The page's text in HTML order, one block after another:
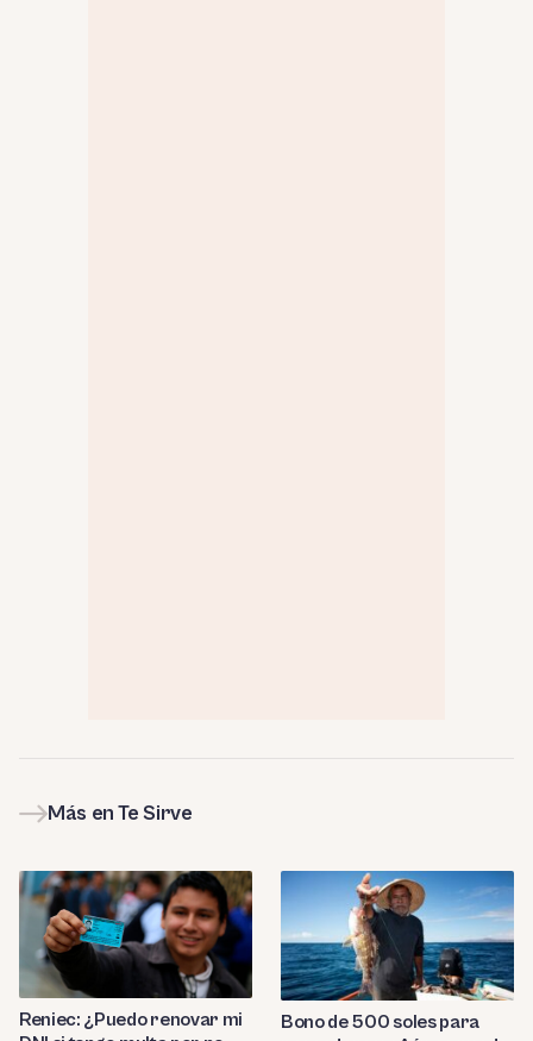
Más en Te Sirve
Reniec: ¿Puedo renovar mi
Bono de 500 soles para